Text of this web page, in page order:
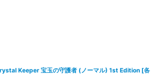
Keeper 宝玉の守護者 (ノーマル) 1st Edition [各